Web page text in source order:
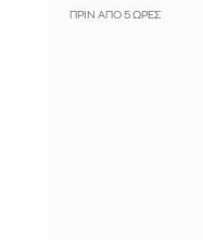
ΠΡΙΝ ΑΠΌ 5 ΏΡΕΣ